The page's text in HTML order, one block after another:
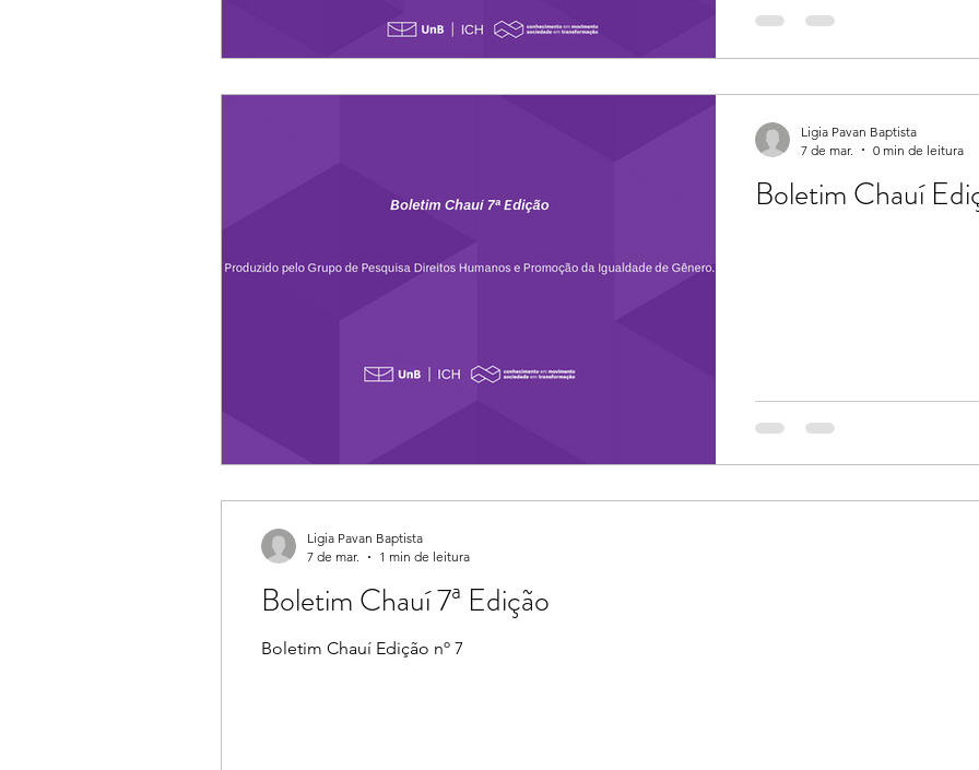
Boletim Chauí
Ligia Pavan Baptista
7 de mar.
0 min de leitura
Boletim Chauí 7ª Edição
Boletim Chauí Edição nº 7
Ligia Pavan Baptista
7 de mar.
1 min de leitura